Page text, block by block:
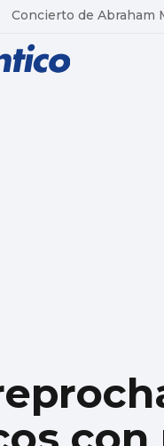
Concierto de Abraham